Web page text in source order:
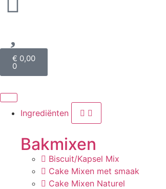
€ 0,00
0
Ingrediënten
Bakmixen
Biscuit/Kapsel Mix
Cake Mixen met smaak
Cake Mixen Naturel